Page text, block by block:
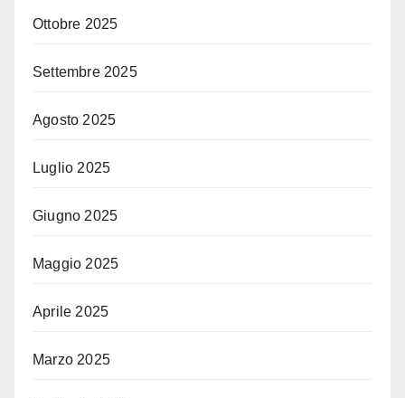
Ottobre 2025
Settembre 2025
Agosto 2025
Luglio 2025
Giugno 2025
Maggio 2025
Aprile 2025
Marzo 2025